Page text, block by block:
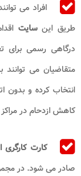
افراد می
طریق اینسایت
درگاهی رسمی
متقاضیان می توانند
انتخاب کرده و بدون
کاهش ازدحام در
کارت کارگری
صادر می شود. در